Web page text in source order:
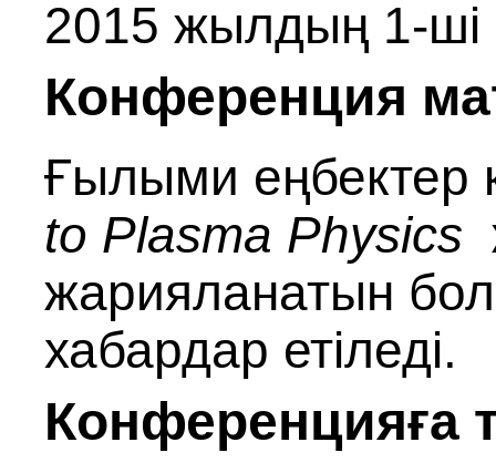
2015 жылдың 1‑ші
Конференция
Ғылыми еңбектер
to Plasma Physics
жарияланатын
хабардар етіледі.
Конференцияға